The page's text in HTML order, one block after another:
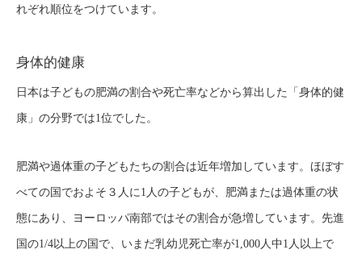
れぞれ順位をつけています。
身体的健康
日本は子どもの肥満の割合や死亡率などから算出した「身体的健
康」の分野では1位でした。
肥満や過体重の子どもたちの割合は近年増加しています。ほぼす
べての国でおよそ３人に1人の子どもが、肥満または過体重の状
態にあり、ヨーロッパ南部ではその割合が急増しています。先進
国の1/4以上の国で、いまだ乳幼児死亡率が1,000人中1人以上で